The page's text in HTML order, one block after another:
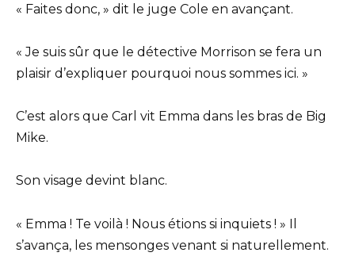
« Faites donc, » dit le juge Cole en avançant.
« Je suis sûr que le détective Morrison se fera un
plaisir d’expliquer pourquoi nous sommes ici. »
C’est alors que Carl vit Emma dans les bras de Big
Mike.
Son visage devint blanc.
« Emma ! Te voilà ! Nous étions si inquiets ! » Il
s’avança, les mensonges venant si naturellement.